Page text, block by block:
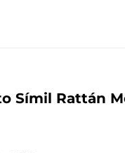
Símil Rattán